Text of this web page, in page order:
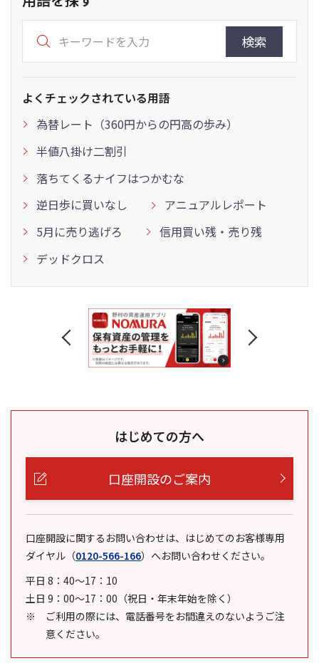
検索
よくチェックされている用語
為替レート（360円からの円高の歩み）
半値八掛け二割引
落ちてくるナイフはつかむな
逆日歩に買いなし
アニュアルレポート
5月に売り逃げろ
信用買い残・売り残
デッドクロス
はじめての方へ
口座開設のご案内
口座開設に関するお問い合わせは、はじめてのお客様専用
ダイヤル （0120-566-166） へお問い合わせください。
平日 8：40～17：10
土日 9：00～17：00（祝日・年末年始を除く）
ご利用の際には、電話番号をお間違えのないようご注
意ください。